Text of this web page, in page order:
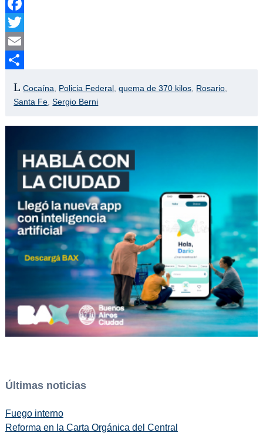
Facebook
Twitter
Email
Cocaína Policia Federal ,quema de 370 kilos Rosario
Santa Fe ,Sergio Berni
Últimas noticias
Fuego interno
Reforma en la Carta Orgánica del Central